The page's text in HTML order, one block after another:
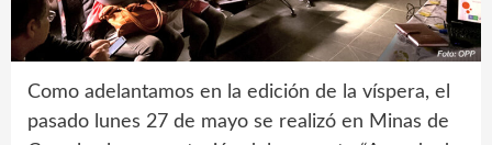
Como adelantamos en la edición de la víspera, el
pasado lunes 27 de mayo se realizó en Minas de